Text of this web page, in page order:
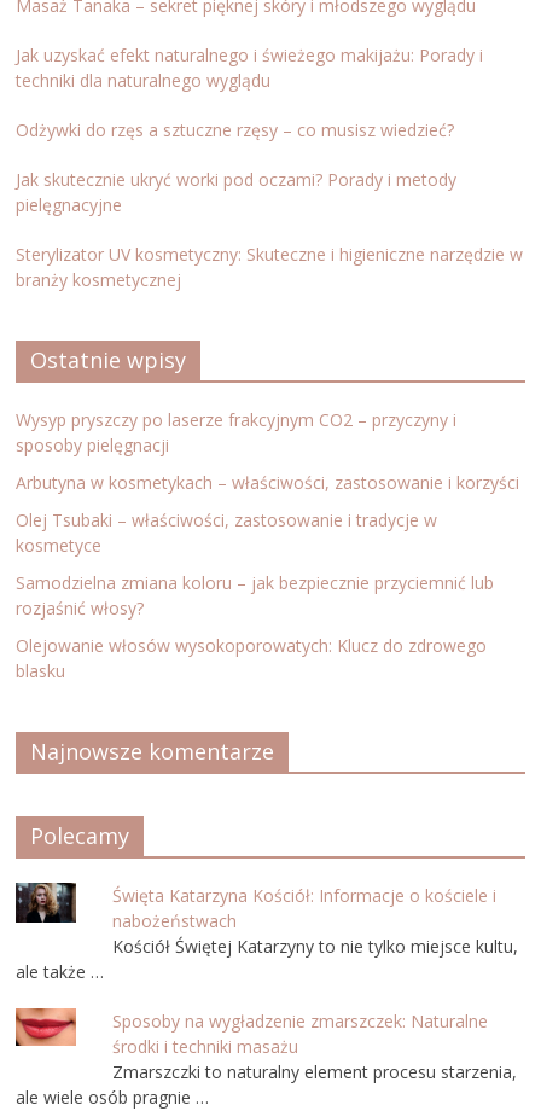
Masaż Tanaka – sekret pięknej skóry i młodszego wyglądu
Jak uzyskać efekt naturalnego i świeżego makijażu: Porady i
techniki dla naturalnego wyglądu
Odżywki do rzęs a sztuczne rzęsy – co musisz wiedzieć?
Jak skutecznie ukryć worki pod oczami? Porady i metody
pielęgnacyjne
Sterylizator UV kosmetyczny: Skuteczne i higieniczne narzędzie w
branży kosmetycznej
Ostatnie wpisy
Wysyp pryszczy po laserze frakcyjnym CO2 – przyczyny i
sposoby pielęgnacji
Arbutyna w kosmetykach – właściwości, zastosowanie i korzyści
Olej Tsubaki – właściwości, zastosowanie i tradycje w
kosmetyce
Samodzielna zmiana koloru – jak bezpiecznie przyciemnić lub
rozjaśnić włosy?
Olejowanie włosów wysokoporowatych: Klucz do zdrowego
blasku
Najnowsze komentarze
Polecamy
Święta Katarzyna Kościół: Informacje o kościele i
nabożeństwach
Kościół Świętej Katarzyny to nie tylko miejsce kultu,
ale także …
Sposoby na wygładzenie zmarszczek: Naturalne
środki i techniki masażu
Zmarszczki to naturalny element procesu starzenia,
ale wiele osób pragnie …